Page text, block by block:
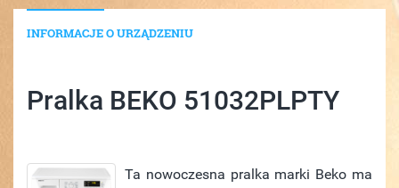
INFORMACJE O URZĄDZENIU
Pralka BEKO 51032PLPTY
Ta nowoczesna pralka marki Beko ma